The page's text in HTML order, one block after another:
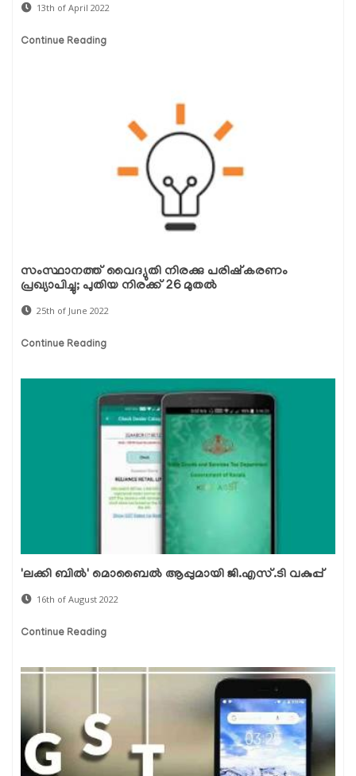
13th of April 2022
Continue Reading
സംസ്ഥാനത്ത് വൈദ്യുതി നിരക്കു പരിഷ്‌കരണം
പ്രഖ്യാപിച്ചു; പുതിയ നിരക്ക് 26 മുതൽ
25th of June 2022
Continue Reading
'ലക്കി ബിൽ' മൊബൈൽ ആപ്പുമായി ജി.എസ്.ടി വകുപ്പ്
16th of August 2022
Continue Reading